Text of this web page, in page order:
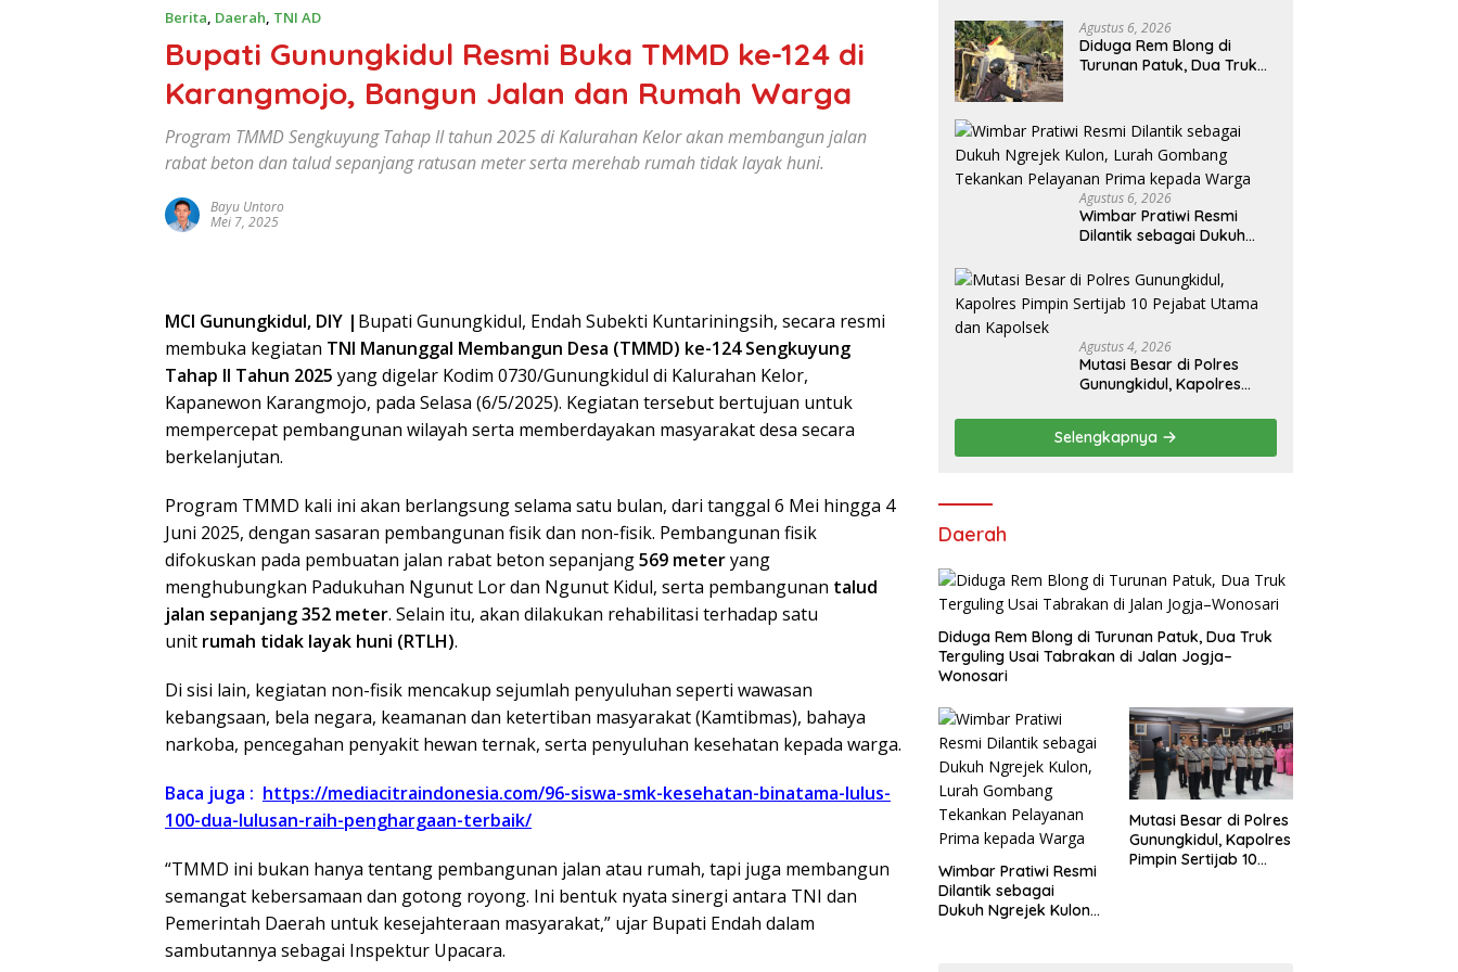
Berita, Daerah, TNI AD
Bupati Gunungkidul Resmi Buka TMMD ke-124 di
Karangmojo, Bangun Jalan dan Rumah Warga
Program TMMD Sengkuyung Tahap II tahun 2025 di Kalurahan Kelor akan membangun jalan
rabat beton dan talud sepanjang ratusan meter serta merehab rumah tidak layak huni.
Bayu Untoro
Mei 7, 2025
MCI Gunungkidul, DIY | Bupati Gunungkidul, Endah Subekti Kuntariningsih, secara resmi
membuka kegiatan TNI Manunggal Membangun Desa (TMMD) ke-124 Sengkuyung
Tahap II Tahun 2025 yang digelar Kodim 0730/Gunungkidul di Kalurahan Kelor,
Kapanewon Karangmojo, pada Selasa (6/5/2025). Kegiatan tersebut bertujuan untuk
mempercepat pembangunan wilayah serta memberdayakan masyarakat desa secara
berkelanjutan.
Program TMMD kali ini akan berlangsung selama satu bulan, dari tanggal 6 Mei hingga 4
Juni 2025, dengan sasaran pembangunan fisik dan non-fisik. Pembangunan fisik
difokuskan pada pembuatan jalan rabat beton sepanjang569 meteryang
menghubungkan Padukuhan Ngunut Lor dan Ngunut Kidul, serta pembangunan talud
jalan sepanjang 352 meter. Selain itu, akan dilakukan rehabilitasi terhadap satu
unit rumah tidak layak huni (RTLH).
Di sisi lain, kegiatan non-fisik mencakup sejumlah penyuluhan seperti wawasan
kebangsaan, bela negara, keamanan dan ketertiban masyarakat (Kamtibmas), bahaya
narkoba, pencegahan penyakit hewan ternak, serta penyuluhan kesehatan kepada warga.
Baca juga : https://mediacitraindonesia.com/96-siswa-smk-kesehatan-binatama-lulus-
100-dua-lulusan-raih-penghargaan-terbaik/
“TMMD ini bukan hanya tentang pembangunan jalan atau rumah, tapi juga membangun
semangat kebersamaan dan gotong royong. Ini bentuk nyata sinergi antara TNI dan
Pemerintah Daerah untuk kesejahteraan masyarakat,” ujar Bupati Endah dalam
sambutannya sebagai Inspektur Upacara.
Agustus 6, 2026
Diduga Rem Blong di
Turunan Patuk, Dua Truk
Agustus 6, 2026
Wimbar Pratiwi Resmi
Dilantik sebagai Dukuh
Gombang Tekankan
Pelayanan Prima kepada
Warga
Agustus 4, 2026
Mutasi Besar di Polres
Gunungkidul, Kapolres
Utama dan Kapolsek
Selengkapnya
Daerah
Diduga Rem Blong di Turunan Patuk, Dua Truk
Terguling Usai Tabrakan di Jalan Jogja–
Wonosari
Wimbar Pratiwi Resmi
Dilantik sebagai
Dukuh Ngrejek Kulon,
Mutasi Besar di Polres
Gunungkidul, Kapolres
Pimpin Sertijab 10